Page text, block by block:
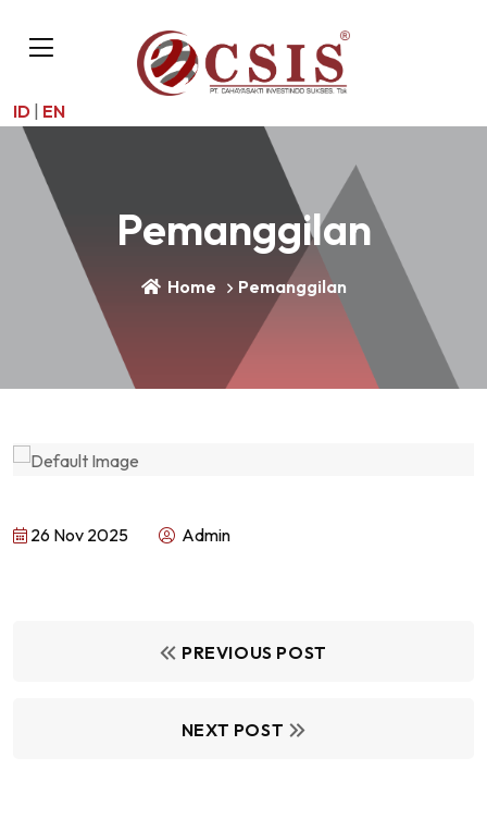
ID EN
Pemanggilan
Home Pemanggilan
26 Nov 2025 Admin
PREVIOUS POST
NEXT POST